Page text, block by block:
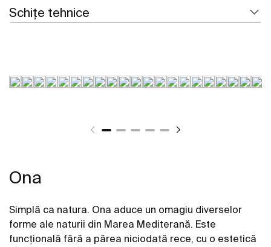
Schițe tehnice
Ona
Simplă ca natura. Ona aduce un omagiu diverselor
forme ale naturii din Marea Mediterană. Este
funcțională fără a părea niciodată rece, cu o estetică